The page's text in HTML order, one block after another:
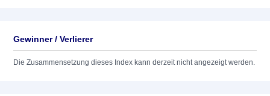
Gewinner / Verlierer
Die Zusammensetzung dieses Index kann derzeit nicht angezeigt werden.